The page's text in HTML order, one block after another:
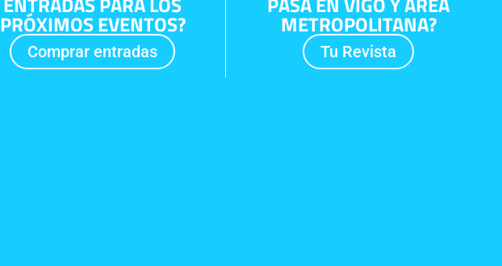
PRÓXIMOS EVENTOS?
Comprar entradas
METROPOLITANA?
Tu Revista